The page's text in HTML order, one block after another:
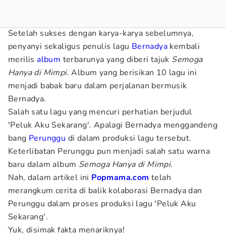
Setelah sukses dengan karya-karya sebelumnya,
penyanyi sekaligus penulis lagu Bernadya kembali
merilisalbum terbarunya yang diberi tajuk Semoga
Hanya di Mimpi. Album yang berisikan 10 lagu ini
menjadi babak baru dalam perjalanan bermusik
Bernadya.
Salah satu lagu yang mencuri perhatian berjudul
'Peluk Aku Sekarang'. Apalagi Bernadya menggandeng
bang Perunggu di dalam produksi lagu tersebut.
Keterlibatan Perunggu pun menjadi salah satu warna
baru dalam album Semoga Hanya di Mimpi.
Nah, dalam artikel ini Popmama.com telah
merangkum cerita di balik kolaborasi Bernadya dan
Perunggu dalam proses produksi lagu 'Peluk Aku
Sekarang'.
Yuk, disimak fakta menariknya!